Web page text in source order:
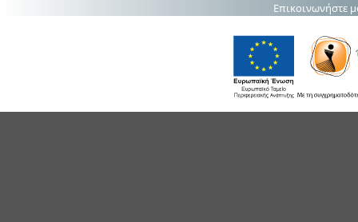
Επικοινωνήστε